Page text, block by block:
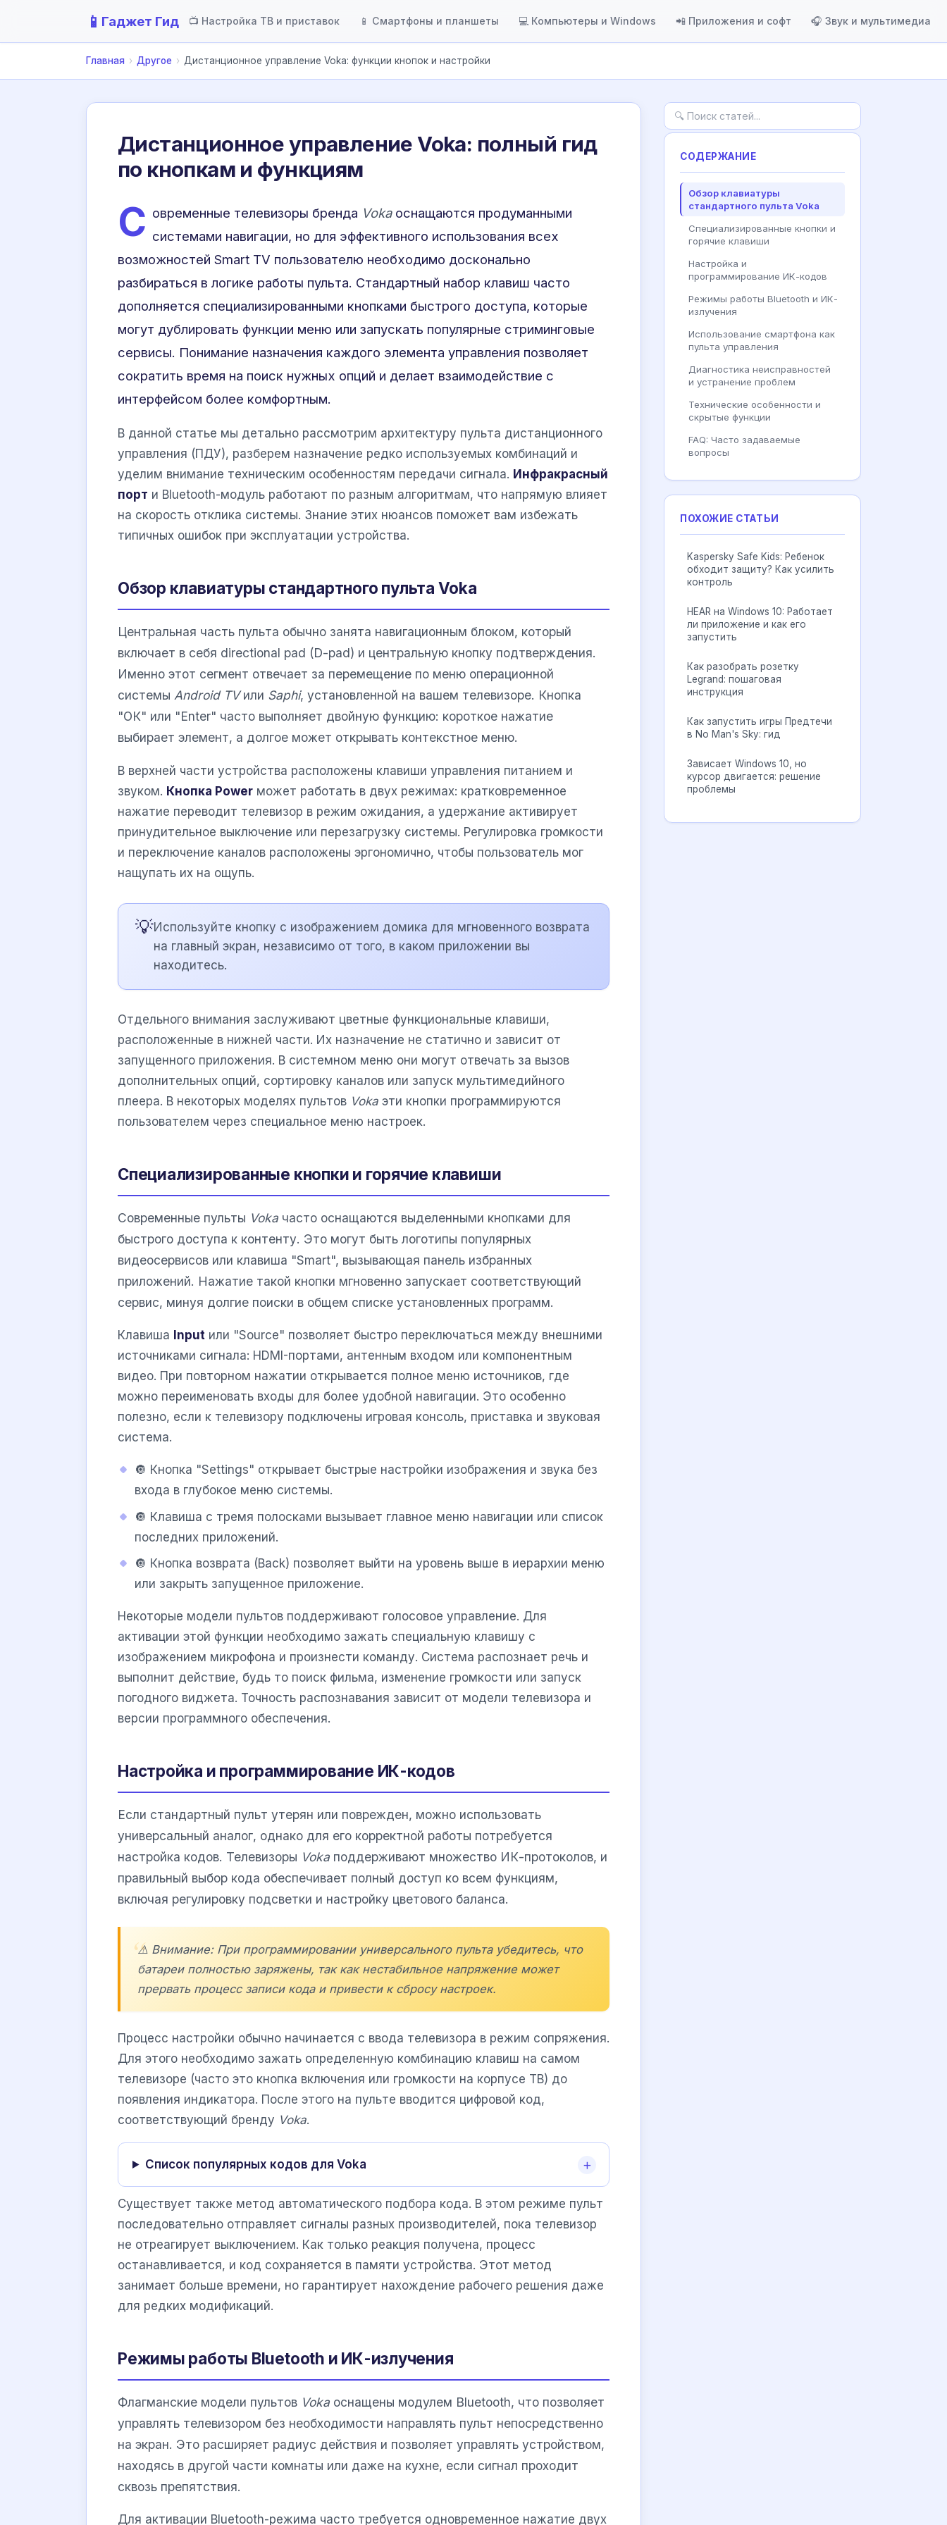
📱 Гаджет Гид 📺 Настройка ТВ и приставок 📱 Смартфоны и планшеты 💻 Компьютеры и Windows 📲 Приложения и софт 🎧 Звук и мультимедиа
Главная › Другое › Дистанционное управление Voka: функции кнопок и настройки
Дистанционное управление Voka: полный гид
по кнопкам и функциям
С овременные телевизоры бренда Vokaоснащаются продуманными
системами навигации, но для эффективного использования всех
возможностей Smart TV пользователю необходимо досконально
разбираться в логике работы пульта. Стандартный набор клавиш часто
дополняется специализированными кнопками быстрого доступа, которые
могут дублировать функции меню или запускать популярные стриминговые
сервисы. Понимание назначения каждого элемента управления позволяет
сократить время на поиск нужных опций и делает взаимодействие с
интерфейсом более комфортным.
В данной статье мы детально рассмотрим архитектуру пульта дистанционного
управления (ПДУ), разберем назначение редко используемых комбинаций и
уделим внимание техническим особенностям передачи сигнала. Инфракрасный
порт и Bluetooth-модуль работают по разным алгоритмам, что напрямую влияет
на скорость отклика системы. Знание этих нюансов поможет вам избежать
типичных ошибок при эксплуатации устройства.
Обзор клавиатуры стандартного пульта Voka
Центральная часть пульта обычно занята навигационным блоком, который
включает в себя directional pad (D-pad) и центральную кнопку подтверждения.
Именно этот сегмент отвечает за перемещение по меню операционной
системы Android TVили Saphi, установленной на вашем телевизоре. Кнопка
"ОК" или "Enter" часто выполняет двойную функцию: короткое нажатие
выбирает элемент, а долгое может открывать контекстное меню.
В верхней части устройства расположены клавиши управления питанием и
звуком. Кнопка Power может работать в двух режимах: кратковременное
нажатие переводит телевизор в режим ожидания, а удержание активирует
принудительное выключение или перезагрузку системы. Регулировка громкости
и переключение каналов расположены эргономично, чтобы пользователь мог
нащупать их на ощупь.
💡Используйте кнопку с изображением домика для мгновенного возврата
на главный экран, независимо от того, в каком приложении вы
находитесь.
Отдельного внимания заслуживают цветные функциональные клавиши,
расположенные в нижней части. Их назначение не статично и зависит от
запущенного приложения. В системном меню они могут отвечать за вызов
дополнительных опций, сортировку каналов или запуск мультимедийного
плеера. В некоторых моделях пультов Voka эти кнопки программируются
пользователем через специальное меню настроек.
Специализированные кнопки и горячие клавиши
Современные пульты Voka часто оснащаются выделенными кнопками для
быстрого доступа к контенту. Это могут быть логотипы популярных
видеосервисов или клавиша "Smart", вызывающая панель избранных
приложений. Нажатие такой кнопки мгновенно запускает соответствующий
сервис, минуя долгие поиски в общем списке установленных программ.
Клавиша Input или "Source" позволяет быстро переключаться между внешними
источниками сигнала: HDMI-портами, антенным входом или компонентным
видео. При повторном нажатии открывается полное меню источников, где
можно переименовать входы для более удобной навигации. Это особенно
полезно, если к телевизору подключены игровая консоль, приставка и звуковая
система.
🔘 Кнопка "Settings" открывает быстрые настройки изображения и звука без
входа в глубокое меню системы.
🔘 Клавиша с тремя полосками вызывает главное меню навигации или список
последних приложений.
🔘 Кнопка возврата (Back) позволяет выйти на уровень выше в иерархии меню
или закрыть запущенное приложение.
Некоторые модели пультов поддерживают голосовое управление. Для
активации этой функции необходимо зажать специальную клавишу с
изображением микрофона и произнести команду. Система распознает речь и
выполнит действие, будь то поиск фильма, изменение громкости или запуск
погодного виджета. Точность распознавания зависит от модели телевизора и
версии программного обеспечения.
Настройка и программирование ИК-кодов
Если стандартный пульт утерян или поврежден, можно использовать
универсальный аналог, однако для его корректной работы потребуется
настройка кодов. Телевизоры Voka поддерживают множество ИК-протоколов, и
правильный выбор кода обеспечивает полный доступ ко всем функциям,
включая регулировку подсветки и настройку цветового баланса.
⚠️ Внимание: При программировании универсального пульта убедитесь, что
батареи полностью заряжены, так как нестабильное напряжение может
прервать процесс записи кода и привести к сбросу настроек.
Процесс настройки обычно начинается с ввода телевизора в режим сопряжения.
Для этого необходимо зажать определенную комбинацию клавиш на самом
телевизоре (часто это кнопка включения или громкости на корпусе ТВ) до
появления индикатора. После этого на пульте вводится цифровой код,
соответствующий бренду Voka.
Список популярных кодов для Voka
Существует также метод автоматического подбора кода. В этом режиме пульт
последовательно отправляет сигналы разных производителей, пока телевизор
не отреагирует выключением. Как только реакция получена, процесс
останавливается, и код сохраняется в памяти устройства. Этот метод
занимает больше времени, но гарантирует нахождение рабочего решения даже
для редких модификаций.
Режимы работы Bluetooth и ИК-излучения
Флагманские модели пультов Voka оснащены модулем Bluetooth, что позволяет
управлять телевизором без необходимости направлять пульт непосредственно
на экран. Это расширяет радиус действия и позволяет управлять устройством,
находясь в другой части комнаты или даже на кухне, если сигнал проходит
сквозь препятствия.
Для активации Bluetooth-режима часто требуется одновременное нажатие двух
СОДЕРЖАНИЕ
Обзор клавиатуры
стандартного пульта Voka
Специализированные кнопки и
горячие клавиши
Настройка и
программирование ИК-кодов
Режимы работы Bluetooth и ИК-
излучения
Использование смартфона как
пульта управления
Диагностика неисправностей
и устранение проблем
Технические особенности и
скрытые функции
FAQ: Часто задаваемые
вопросы
ПОХОЖИЕ СТАТЬИ
Kaspersky Safe Kids: Ребенок
обходит защиту? Как усилить
контроль
HEAR на Windows 10: Работает
ли приложение и как его
запустить
Как разобрать розетку
Legrand: пошаговая
инструкция
Как запустить игры Предтечи
в No Man's Sky: гид
Зависает Windows 10, но
курсор двигается: решение
проблемы